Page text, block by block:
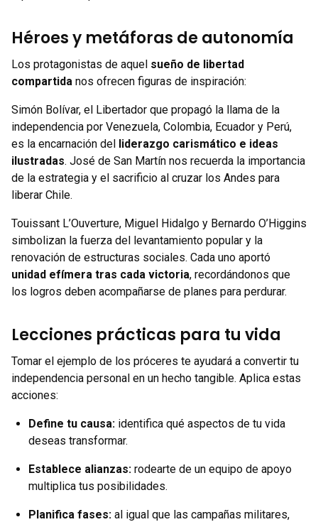
Héroes y metáforas de autonomía
Los protagonistas de aquel sueño de libertad
compartida nos ofrecen figuras de inspiración:
Simón Bolívar, el Libertador que propagó la llama de la
independencia por Venezuela, Colombia, Ecuador y Perú,
es la encarnación del liderazgo carismático e ideas
ilustradas. José de San Martín nos recuerda la importancia
de la estrategia y el sacrificio al cruzar los Andes para
liberar Chile.
Touissant L’Ouverture, Miguel Hidalgo y Bernardo O’Higgins
simbolizan la fuerza del levantamiento popular y la
renovación de estructuras sociales. Cada uno aportó
unidad efímera tras cada victoria, recordándonos que
los logros deben acompañarse de planes para perdurar.
Lecciones prácticas para tu vida
Tomar el ejemplo de los próceres te ayudará a convertir tu
independencia personal en un hecho tangible. Aplica estas
acciones:
Define tu causa: identifica qué aspectos de tu vida
deseas transformar.
Establece alianzas: rodearte de un equipo de apoyo
multiplica tus posibilidades.
Planifica fases: al igual que las campañas militares,